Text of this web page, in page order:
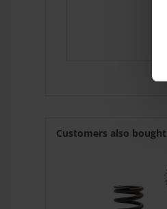
Customers also bought